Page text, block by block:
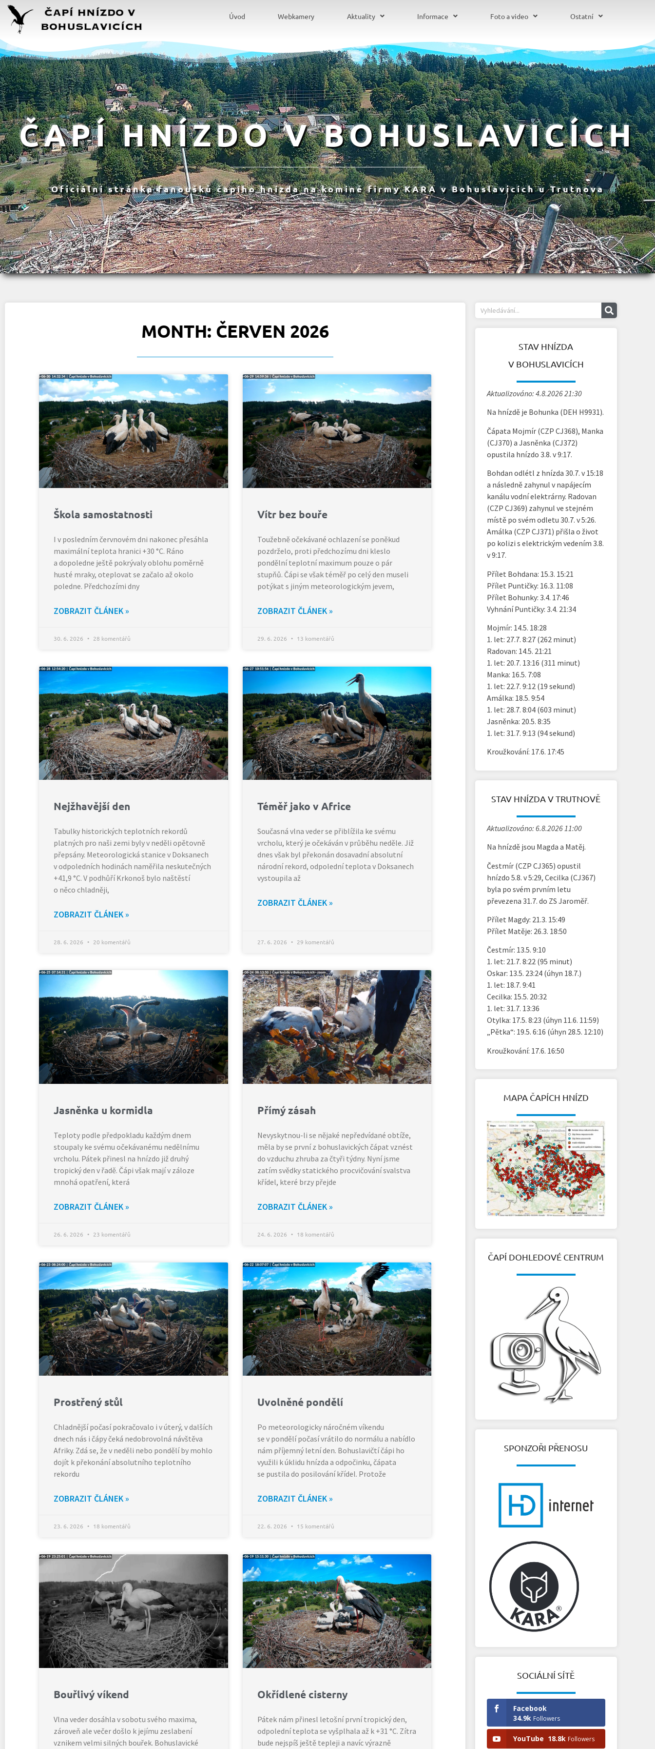
Úvod Webkamery Aktuality Informace Foto a video Ostatní
ČAPÍ HNÍZDO V BOHUSLAVICÍCH
Oficiální stránka fanoušků čapího hnízda na komíně firmy KARA v Bohuslavicích u Trutnova
MONTH: ČERVEN 2026
Škola samostatnosti
I v posledním červnovém dni nakonec přesáhla
maximální teplota hranici +30 °C. Ráno
a dopoledne ještě pokrývaly oblohu poměrně
husté mraky, oteplovat se začalo až okolo
poledne. Předchozími dny
ZOBRAZIT ČLÁNEK »
30. 6. 2026 28 komentářů
Vítr bez bouře
Toužebně očekávané ochlazení se poněkud
pozdrželo, proti předchozímu dni kleslo
pondělní teplotní maximum pouze o pár
stupňů. Čápi se však téměř po celý den museli
potýkat s jiným meteorologickým jevem,
ZOBRAZIT ČLÁNEK »
29. 6. 2026 13 komentářů
Nejžhavější den
Tabulky historických teplotních rekordů
platných pro naši zemi byly v neděli opětovně
přepsány. Meteorologická stanice v Doksanech
v odpoledních hodinách naměřila neskutečných
+41,9 °C. V podhůří Krkonoš bylo naštěstí
o něco chladněji,
ZOBRAZIT ČLÁNEK »
28. 6. 2026 20 komentářů
Téměř jako v Africe
Současná vlna veder se přiblížila ke svému
vrcholu, který je očekáván v průběhu neděle. Již
dnes však byl překonán dosavadní absolutní
národní rekord, odpolední teplota v Doksanech
vystoupila až
ZOBRAZIT ČLÁNEK »
27. 6. 2026 29 komentářů
Jasněnka u kormidla
Teploty podle předpokladu každým dnem
stoupaly ke svému očekávanému nedělnímu
vrcholu. Pátek přinesl na hnízdo již druhý
tropický den v řadě. Čápi však mají v záloze
mnohá opatření, která
ZOBRAZIT ČLÁNEK »
26. 6. 2026 23 komentářů
Přímý zásah
Nevyskytnou-li se nějaké nepředvídané obtíže,
měla by se první z bohuslavických čápat vznést
do vzduchu zhruba za čtyři týdny. Nyní jsme
zatím svědky statického procvičování svalstva
křídel, které brzy přejde
ZOBRAZIT ČLÁNEK »
24. 6. 2026 18 komentářů
Prostřený stůl
Chladnější počasí pokračovalo i v úterý, v dalších
dnech nás i čápy čeká nedobrovolná návštěva
Afriky. Zdá se, že v neděli nebo pondělí by mohlo
dojít k překonání absolutního teplotního
rekordu
ZOBRAZIT ČLÁNEK »
23. 6. 2026 18 komentářů
Uvolněné pondělí
Po meteorologicky náročném víkendu
se v pondělí počasí vrátilo do normálu a nabídlo
nám příjemný letní den. Bohuslavičtí čápi ho
využili k úklidu hnízda a odpočinku, čápata
se pustila do posilování křídel. Protože
ZOBRAZIT ČLÁNEK »
22. 6. 2026 15 komentářů
Bouřlivý víkend
Vlna veder dosáhla v sobotu svého maxima,
zároveň ale večer došlo k jejímu zeslabení
vznikem velmi silných bouřek. Bohuslavické
Okřídlené cisterny
Pátek nám přinesl letošní první tropický den,
odpolední teplota se vyšplhala až k +31 °C. Zítra
bude nejspíš ještě tepleji a navíc výrazně
STAV HNÍZDA
V BOHUSLAVICÍCH
Aktualizováno: 4.8.2026 21:30
Na hnízdě je Bohunka (DEH H9931).
Čápata Mojmír (CZP CJ368), Manka
(CJ370) a Jasněnka (CJ372)
opustila hnízdo 3.8. v 9:17.
Bohdan odlétl z hnízda 30.7. v 15:18
a následně zahynul v napájecím
kanálu vodní elektrárny. Radovan
(CZP CJ369) zahynul ve stejném
místě po svém odletu 30.7. v 5:26.
Amálka (CZP CJ371) přišla o život
po kolizi s elektrickým vedením 3.8.
v 9:17.
Přílet Bohdana: 15.3. 15:21
Přílet Puntičky: 16.3. 11:08
Přílet Bohunky: 3.4. 17:46
Vyhnání Puntičky: 3.4. 21:34
Mojmír: 14.5. 18:28
1. let: 27.7. 8:27 (262 minut)
Radovan: 14.5. 21:21
1. let: 20.7. 13:16 (311 minut)
Manka: 16.5. 7:08
1. let: 22.7. 9:12 (19 sekund)
Amálka: 18.5. 9:54
1. let: 28.7. 8:04 (603 minut)
Jasněnka: 20.5. 8:35
1. let: 31.7. 9:13 (94 sekund)
Kroužkování: 17.6. 17:45
STAV HNÍZDA V TRUTNOVĚ
Aktualizováno: 6.8.2026 11:00
Na hnízdě jsou Magda a Matěj.
Čestmír (CZP CJ365) opustil
hnízdo 5.8. v 5:29, Cecilka (CJ367)
byla po svém prvním letu
převezena 31.7. do ZS Jaroměř.
Přílet Magdy: 21.3. 15:49
Přílet Matěje: 26.3. 18:50
Čestmír: 13.5. 9:10
1. let: 21.7. 8:22 (95 minut)
Oskar: 13.5. 23:24 (úhyn 18.7.)
1. let: 18.7. 9:41
Cecilka: 15.5. 20:32
1. let: 31.7. 13:36
Otylka: 17.5. 8:23 (úhyn 11.6. 11:59)
„Pětka“: 19.5. 6:16 (úhyn 28.5. 12:10)
Kroužkování: 17.6. 16:50
MAPA ČAPÍCH HNÍZD
ČAPÍ DOHLEDOVÉ CENTRUM
SPONZOŘI PŘENOSU
SOCIÁLNÍ SÍTĚ
Facebook
34.9k Followers
YouTube 18.8k Followers